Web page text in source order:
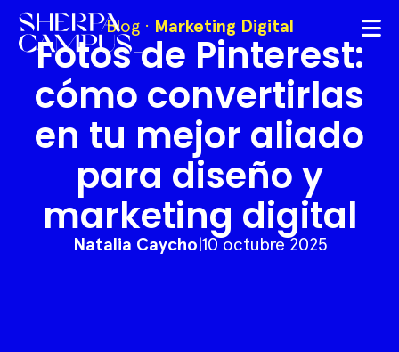
Blog· Marketing Digital
Fotos de Pinterest:
cómo convertirlas
en tu mejor aliado
para diseño y
marketing digital
Natalia Caycho 10 octubre 2025